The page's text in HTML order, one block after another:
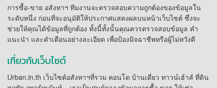
การซื้อ-ขาย อสังหาฯ ทีมงานจะตรวจสอบความถูกต้องของข้อมูลใน
ระดับหนึ่ง ก่อนที่จะอนุมัติให้ประกาศแสดงผลบนหน้าเว็บไซต์ ซึ่งจะ
ช่วยให้คุณได้ข้อมูลที่ถูกต้อง ทั้งนี้ทั้งนั้นคุณควรตรวจสอบข้อมูล คำ
แนะนำ และคำเตือนอย่างละเอียด เพื่อป้องมิจฉาชีพหรือผู้ไม่หวังดี
เกี่ยวกับเว็บไซต์
Urban.in.th เว็บไซต์อสังหาฯที่รวม คอนโด บ้านเดี่ยว ทาวน์เฮ้าส์ ที่ดิน